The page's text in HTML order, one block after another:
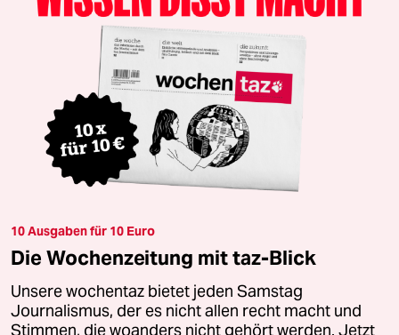
10 Ausgaben für 10 Euro
Die Wochenzeitung mit taz-Blick
Unsere wochentaz bietet jeden Samstag
Journalismus, der es nicht allen recht macht und
Stimmen, die woanders nicht gehört werden. Jetzt